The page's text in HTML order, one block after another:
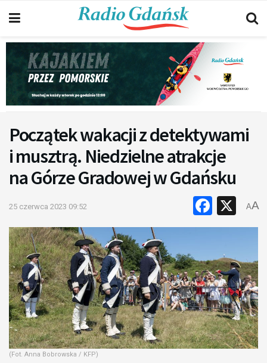
Początek wakacji z detektywami
i musztrą. Niedzielne atrakcje
na Górze Gradowej w Gdańsku
25 czerwca 2023 09:52 X
AA
(Fot. Anna Bobrowska / KFP)